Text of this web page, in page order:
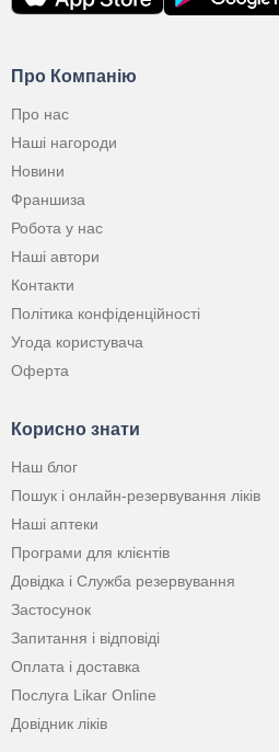
Про Компанію
Про нас
Наші нагороди
Новини
Франшиза
Робота у нас
Наші автори
Контакти
Політика конфіденційності
Угода користувача
Оферта
Корисно знати
Наш блог
Пошук і онлайн-резервування ліків
Наші аптеки
Програми для клієнтів
Довідка і Служба резервування
Застосунок
Запитання і відповіді
Оплата і доставка
Послуга Likar Online
Довідник ліків